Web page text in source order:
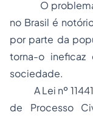
O problema
no Brasil é
por parte da
torna-o ineficaz
sociedade.
A Lei nº
de Processo